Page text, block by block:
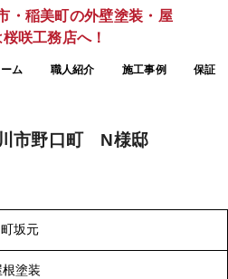
ム 職人紹介 施工事例 保証
市野口町 N様邸
坂元
塗装